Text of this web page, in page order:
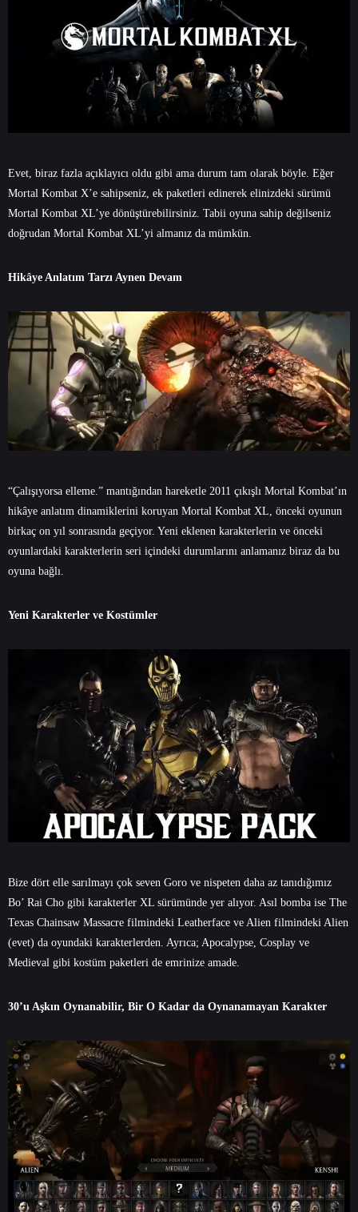
Evet, biraz fazla açıklayıcı oldu gibi ama durum tam olarak böyle. Eğer
Mortal Kombat X’e sahipseniz, ek paketleri edinerek elinizdeki sürümü
Mortal Kombat XL’ye dönüştürebilirsiniz. Tabii oyuna sahip değilseniz
doğrudan Mortal Kombat XL’yi almanız da mümkün.
Hikâye Anlatım Tarzı Aynen Devam
“Çalışıyorsa elleme.” mantığından hareketle 2011 çıkışlı Mortal Kombat’ın
hikâye anlatım dinamiklerini koruyan Mortal Kombat XL, önceki oyunun
birkaç on yıl sonrasında geçiyor. Yeni eklenen karakterlerin ve önceki
oyunlardaki karakterlerin seri içindeki durumlarını anlamanız biraz da bu
oyuna bağlı.
Yeni Karakterler ve Kostümler
Bize dört elle sarılmayı çok seven Goro ve nispeten daha az tanıdığımız
Bo’ Rai Cho gibi karakterler XL sürümünde yer alıyor. Asıl bomba ise The
Texas Chainsaw Massacre filmindeki Leatherface ve Alien filmindeki Alien
(evet) da oyundaki karakterlerden. Ayrıca; Apocalypse, Cosplay ve
Medieval gibi kostüm paketleri de emrinize amade.
30’u Aşkın Oynanabilir, Bir O Kadar da Oynanamayan Karakter